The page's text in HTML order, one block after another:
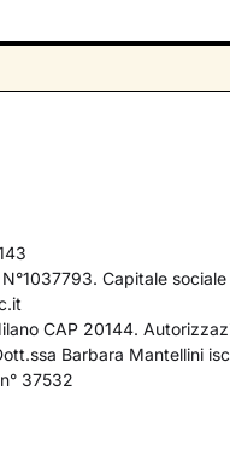
Capitale
CAP 20144.
Barbara Mantellini
37532